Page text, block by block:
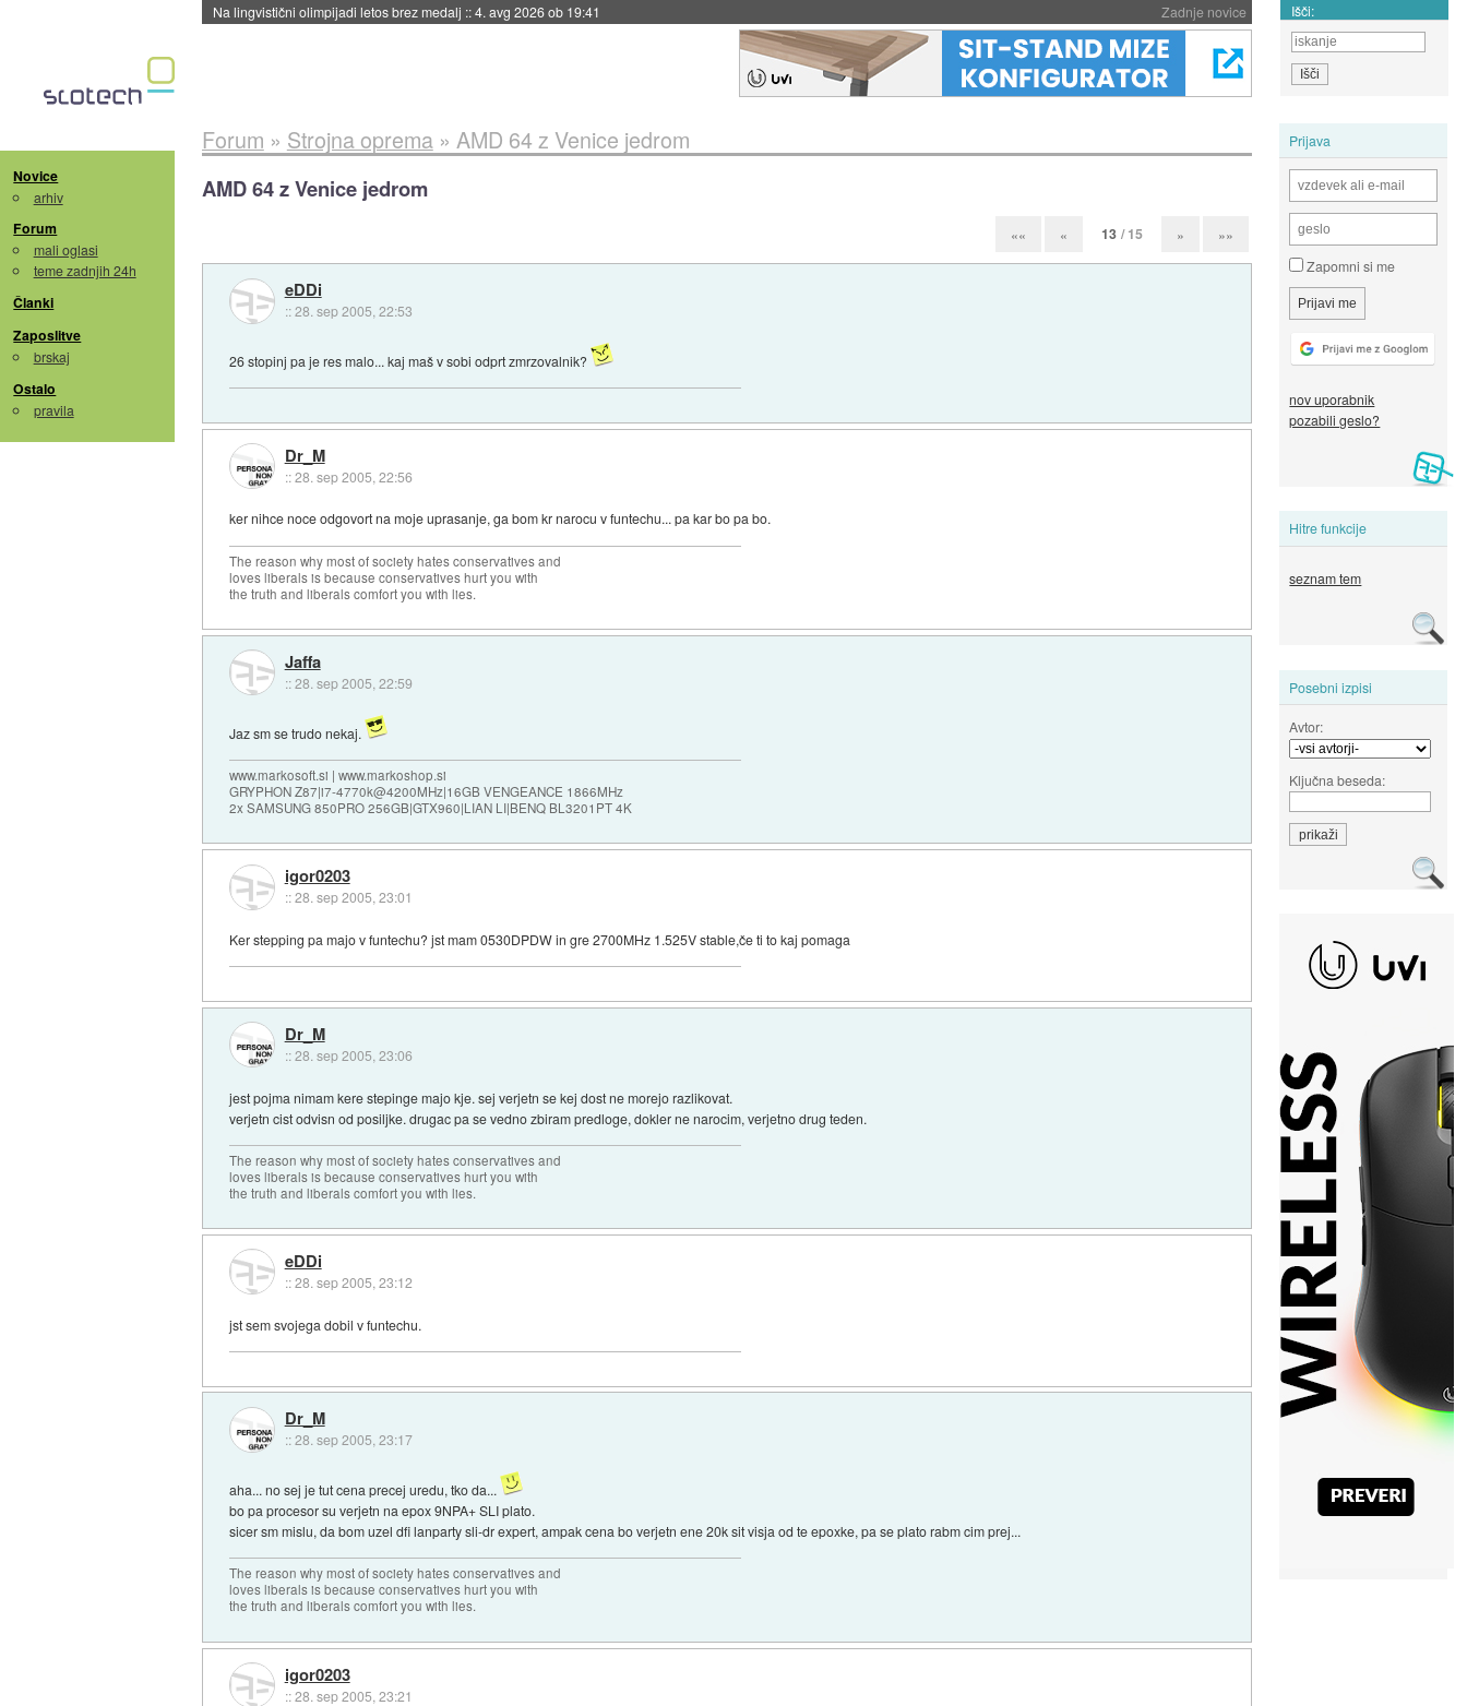
Zadnje novice
Na lingvistični olimpijadi letos brez medalj ::4. avg 2026 ob 19:41 Išči:
Novice
arhiv
Forum
mali oglasi
teme zadnjih 24h
Članki
Zaposlitve
brskaj
Ostalo
pravila
Prijava
Zapomni si me
nov uporabnik
pozabili geslo?
Hitre funkcije
seznam tem
Posebni izpisi
Avtor:
Ključna beseda:
Forum » Strojna oprema» AMD 64 z Venice jedrom
AMD 64 z Venice jedrom
«« « 13 / 15 » »»
eDDi
::28. sep 2005, 22:53
26 stopinj pa je res malo... kaj maš v sobi odprt zmrzovalnik?
Dr_M
::28. sep 2005, 22:56
ker nihce noce odgovort na moje uprasanje, ga bom kr narocu v funtechu... pa kar bo pa bo.
The reason why most of society hates conservatives and
loves liberals is because conservatives hurt you with
the truth and liberals comfort you with lies.
Jaffa
::28. sep 2005, 22:59
Jaz sm se trudo nekaj.
www.markosoft.si | www.markoshop.si
GRYPHON Z87|i7-4770k@4200MHz|16GB VENGEANCE 1866MHz
2x SAMSUNG 850PRO 256GB|GTX960|LIAN LI|BENQ BL3201PT 4K
igor0203
::28. sep 2005, 23:01
Ker stepping pa majo v funtechu? jst mam 0530DPDW in gre 2700MHz 1.525V stable,če ti to kaj pomaga
Dr_M
::28. sep 2005, 23:06
jest pojma nimam kere stepinge majo kje. sej verjetn se kej dost ne morejo razlikovat.
verjetn cist odvisn od posiljke. drugac pa se vedno zbiram predloge, dokler ne narocim, verjetno drug teden.
The reason why most of society hates conservatives and
loves liberals is because conservatives hurt you with
the truth and liberals comfort you with lies.
eDDi
::28. sep 2005, 23:12
jst sem svojega dobil v funtechu.
Dr_M
::28. sep 2005, 23:17
aha... no sej je tut cena precej uredu, tko da...
bo pa procesor su verjetn na epox 9NPA+ SLI plato.
sicer sm mislu, da bom uzel dfi lanparty sli-dr expert, ampak cena bo verjetn ene 20k sit visja od te epoxke, pa se plato rabm cim prej...
The reason why most of society hates conservatives and
loves liberals is because conservatives hurt you with
the truth and liberals comfort you with lies.
igor0203
::28. sep 2005, 23:21